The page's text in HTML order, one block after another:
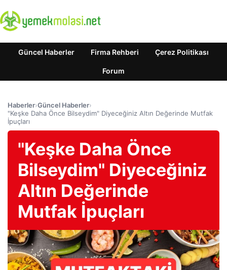
Güncel Haberler Firma Rehberi Çerez Politikası
Forum
Haberler›Güncel Haberler›
"Keşke Daha Önce Bilseydim" Diyeceğiniz Altın Değerinde Mutfak
İpuçları
"Keşke Daha Önce
Bilseydim" Diyeceğiniz
Altın Değerinde
Mutfak İpuçları